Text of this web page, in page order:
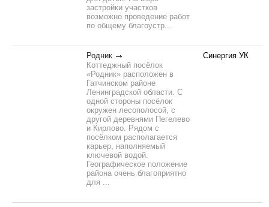
застройки участков
возможно проведение работ
по общему благоустр...
Родник
Коттеджный посёлок
«Родник» расположен в
Гатчинском районе
Ленинградской области. С
одной стороны посёлок
окружен лесополосой, с
другой деревнями Пегелево
и Кирлово. Рядом с
посёлком располагается
карьер, наполняемый
ключевой водой.
Географическое положение
района очень благоприятно
для ...
Синергия УК